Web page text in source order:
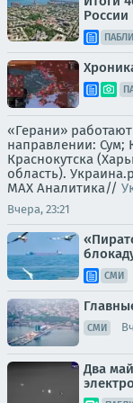
России
«Герани»
направлении: Сум;
Краснокутска
область).
MAX Аналитика//
Вчера, 23:21
СМИ
СМИ
Два